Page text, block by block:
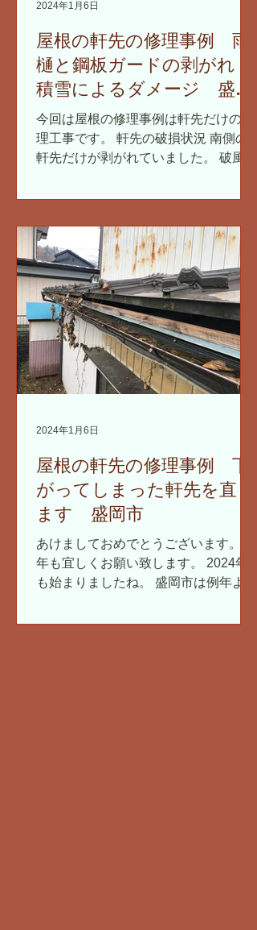
屋根の軒先の修理事例 雨
樋と鋼板ガードの剥がれ
積雪によるダメージ 盛岡
市
今回は屋根の修理事例は軒先だけの修
理工事です。 軒先の破損状況 南側の
軒先だけが剥がれていました。 破風板
イタ）からベリベリと剥がれている状
クシイタ）とも表現したりします。...
2024年1月6日
屋根の軒先の修理事例 下
がってしまった軒先を直し
ます 盛岡市
あけましておめでとうございます。 本
年も宜しくお願い致します。 2024年
も始まりましたね。 盛岡市は例年より
となりました。 こんなに雪が少ないの
2024年1月6日